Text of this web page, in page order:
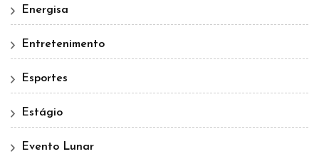
Energisa
Entretenimento
Esportes
Estágio
Evento Lunar